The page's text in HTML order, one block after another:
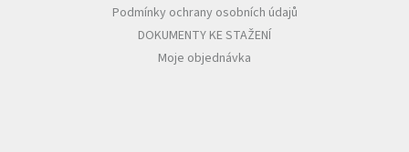
Podmínky ochrany osobních údajů
DOKUMENTY KE STAŽENÍ
Moje objednávka